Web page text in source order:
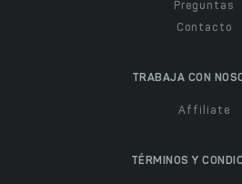
Preguntas
Contacto
TRABAJA CON
Affiliate
TÉRMINOS Y